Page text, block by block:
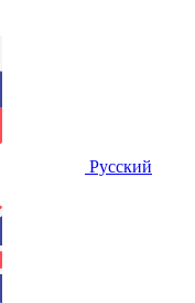
Русский